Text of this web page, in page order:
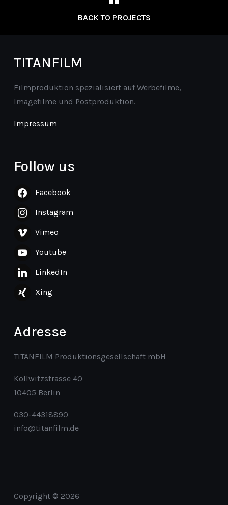
BACK TO PROJECTS
TITANFILM
Filmproduktion spezialisiert auf Werbefilme,
Imagefilme und Postproduktion.
Impressum
Follow us
Facebook
Instagram
Vimeo
Youtube
LinkedIn
Xing
Adresse
TITANFILM Produktionsgesellschaft mbH
Kollwitzstrasse 40
10405 Berlin
030-44318890
info@titanfilm.de
Copyright © 2026